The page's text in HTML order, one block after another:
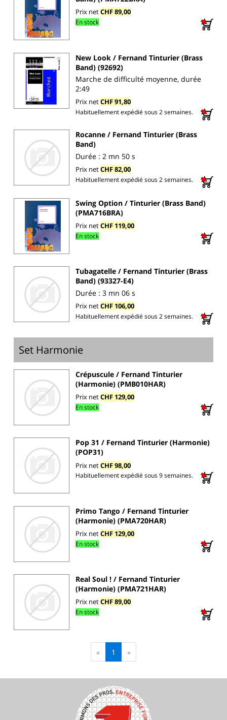
Prix netCHF 89,00
En stock
New Look / Fernand Tinturier (Brass
Band) (92692)
Marche de difficulté moyenne, durée
2:49
Prix netCHF 91,80
Habituellement expédié sous 2 semaines.
Rocanne / Fernand Tinturier (Brass
Band)
Durée : 2 mn 50 s
Prix netCHF 82,00
Habituellement expédié sous 2 semaines.
Swing Option / Tinturier (Brass Band)
(PMA716BRA)
Prix netCHF 119,00
En stock
Tubagatelle / Fernand Tinturier (Brass
Band) (93327-E4)
Durée : 3 mn 06 s
Prix netCHF 106,00
Habituellement expédié sous 2 semaines.
Set Harmonie
Crépuscule / Fernand Tinturier
(Harmonie) (PMB010HAR)
Prix netCHF 129,00
En stock
Pop 31 / Fernand Tinturier (Harmonie)
(POP31)
Prix netCHF 98,00
Habituellement expédié sous 9 semaines.
Primo Tango / Fernand Tinturier
(Harmonie) (PMA720HAR)
Prix netCHF 129,00
En stock
Real Soul ! / Fernand Tinturier
(Harmonie) (PMA721HAR)
Prix netCHF 89,00
En stock
« 1 »